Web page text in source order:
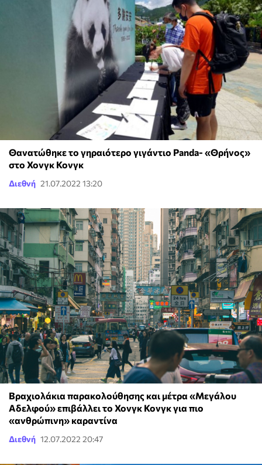
Θανατώθηκε το γηραιότερο γιγάντιο Panda- «Θρήνος»
στο Χονγκ Κονγκ
Διεθνή 21.07.2022 13:20
Βραχιολάκια παρακολούθησης και μέτρα «Μεγάλου
Αδελφού» επιβάλλει το Χονγκ Κονγκ για πιο
«ανθρώπινη» καραντίνα
Διεθνή 12.07.2022 20:47